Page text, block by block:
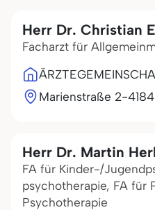
Herr Dr. Christian
Facharzt für
Marienstraße 2-4
Herr Dr. Martin
FA für Kinder-/
psychotherapie, FA für
Psychotherapie